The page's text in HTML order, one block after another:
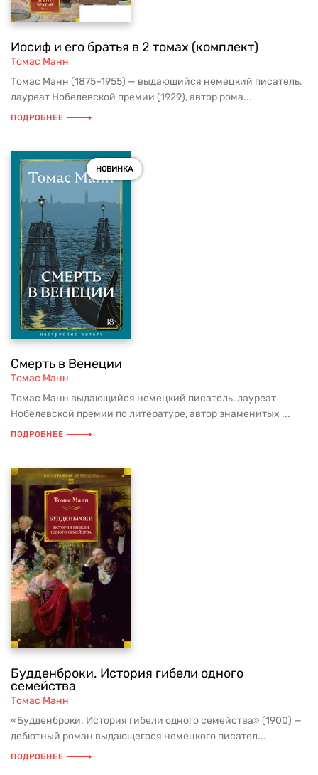
Иосиф и его братья в 2 томах (комплект)
Томас Манн
Томас Манн (1875–1955) — выдающийся немецкий писатель,
лауреат Нобелевской премии (1929), автор рома...
ПОДРОБНЕЕ
НОВИНКА
Смерть в Венеции
Томас Манн
Томас Манн выдающийся немецкий писатель, лауреат
Нобелевской премии по литературе, автор знаменитых ...
ПОДРОБНЕЕ
Будденброки. История гибели одного
семейства
Томас Манн
«Будденброки. История гибели одного семейства» (1900) —
дебютный роман выдающегося немецкого писател...
ПОДРОБНЕЕ